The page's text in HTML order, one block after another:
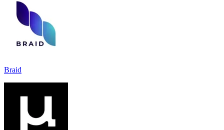
Braid